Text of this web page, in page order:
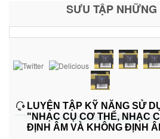
SƯU TẬP
LUYỆN TẬP KỸ NĂNG SỬ
"NHẠC CỤ CƠ THỂ, NHẠC
ĐỊNH ÂM VÀ KHÔNG ĐỊNH